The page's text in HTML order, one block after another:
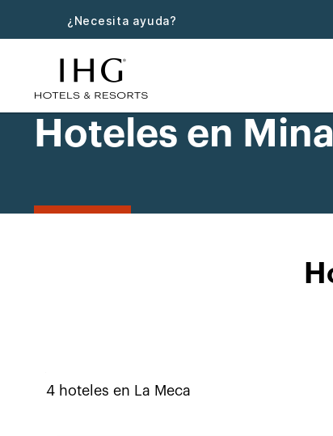
¿Necesita ayuda?
Hoteles en Mina
4 hoteles en La Meca